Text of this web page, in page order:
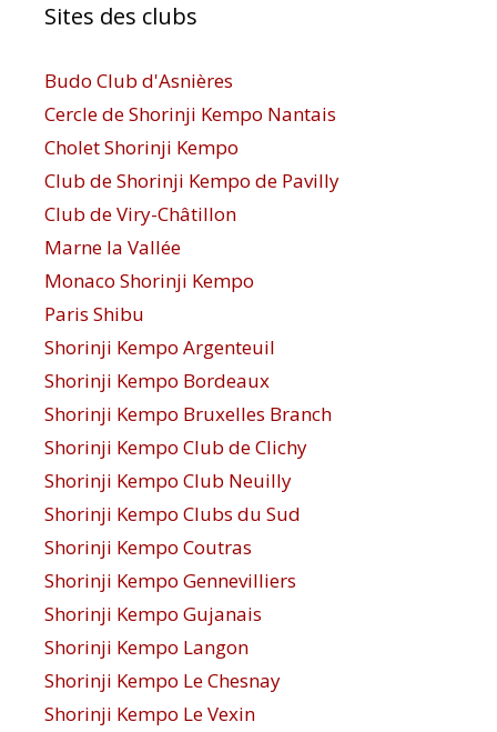
Sites des clubs
Budo Club d'Asnières
Cercle de Shorinji Kempo Nantais
Cholet Shorinji Kempo
Club de Shorinji Kempo de Pavilly
Club de Viry-Châtillon
Marne la Vallée
Monaco Shorinji Kempo
Paris Shibu
Shorinji Kempo Argenteuil
Shorinji Kempo Bordeaux
Shorinji Kempo Bruxelles Branch
Shorinji Kempo Club de Clichy
Shorinji Kempo Club Neuilly
Shorinji Kempo Clubs du Sud
Shorinji Kempo Coutras
Shorinji Kempo Gennevilliers
Shorinji Kempo Gujanais
Shorinji Kempo Langon
Shorinji Kempo Le Chesnay
Shorinji Kempo Le Vexin